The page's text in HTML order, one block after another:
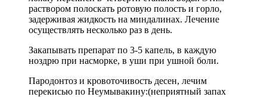
раствором полоскать ротовую полость и горло,
задерживая жидкость на миндалинах. Лечение
осуществлять несколько раз в день.
Закапывать препарат по 3-5 капель, в каждую
ноздрю при насморке, в уши при ушной боли.
Пародонтоз и кровоточивость десен, лечим
перекисью по Неумывакину:(неприятный запах